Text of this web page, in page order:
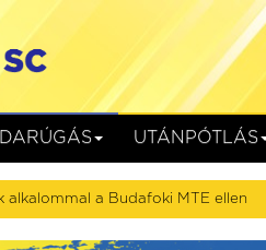
UTÁNPÓTLÁS
alkalommal a Budafoki MTE ellen